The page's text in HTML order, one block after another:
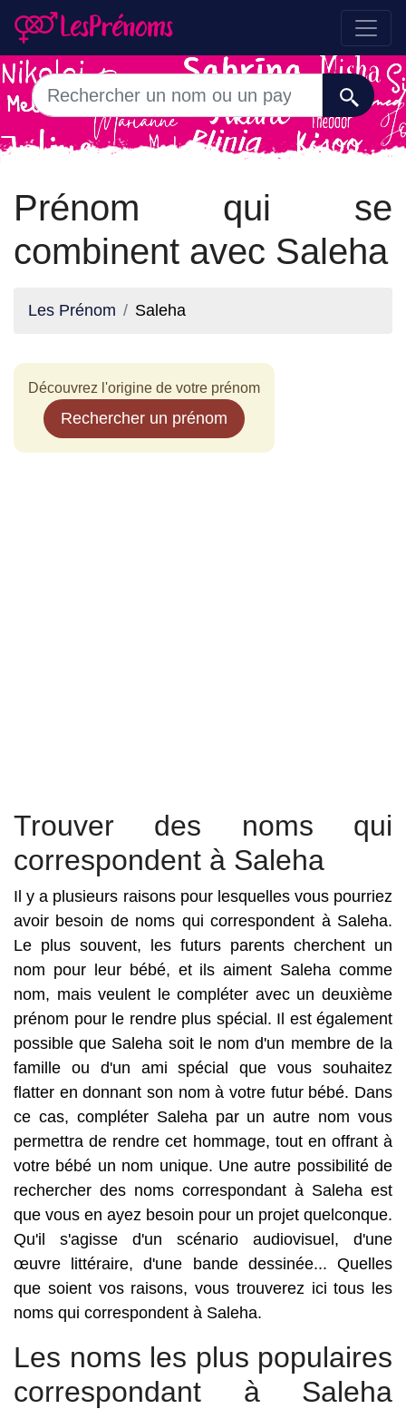
Prénom qui se
combinent avec Saleha
Les Prénom Saleha
Découvrez l'origine de votre prénom
Rechercher un prénom
Trouver des noms qui
correspondent à Saleha
Il y a plusieurs raisons pour lesquelles vous pourriez
avoir besoin de noms qui correspondent à Saleha.
Le plus souvent, les futurs parents cherchent un
nom pour leur bébé, et ils aiment Saleha comme
nom, mais veulent le compléter avec un deuxième
prénom pour le rendre plus spécial. Il est également
possible que Saleha soit le nom d'un membre de la
famille ou d'un ami spécial que vous souhaitez
flatter en donnant son nom à votre futur bébé. Dans
ce cas, compléter Saleha par un autre nom vous
permettra de rendre cet hommage, tout en offrant à
votre bébé un nom unique. Une autre possibilité de
rechercher des noms correspondant à Saleha est
que vous en ayez besoin pour un projet quelconque.
Qu'il s'agisse d'un scénario audiovisuel, d'une
œuvre littéraire, d'une bande dessinée... Quelles
que soient vos raisons, vous trouverez ici tous les
noms qui correspondent à Saleha.
Les noms les plus populaires
correspondant à Saleha